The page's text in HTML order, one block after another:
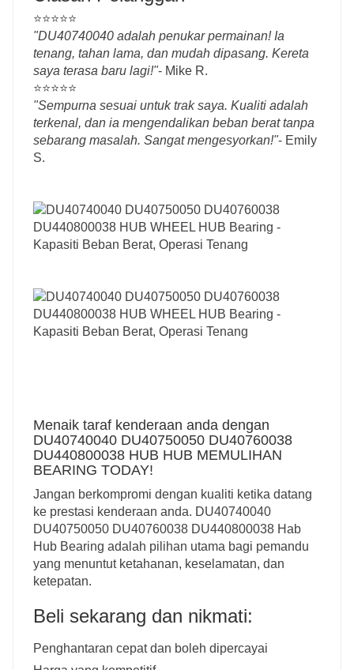
⭐⭐⭐⭐⭐
"DU40740040 adalah penukar permainan! Ia
tenang, tahan lama, dan mudah dipasang. Kereta
saya terasa baru lagi!"- Mike R.
⭐⭐⭐⭐⭐
"Sempurna sesuai untuk trak saya. Kualiti adalah
terkenal, dan ia mengendalikan beban berat tanpa
sebarang masalah. Sangat mengesyorkan!"- Emily
S.
Menaik taraf kenderaan anda dengan
DU40740040 DU40750050 DU40760038
DU440800038 HUB HUB MEMULIHAN
BEARING TODAY!
Jangan berkompromi dengan kualiti ketika datang
ke prestasi kenderaan anda. DU40740040
DU40750050 DU40760038 DU440800038 Hab
Hub Bearing adalah pilihan utama bagi pemandu
yang menuntut ketahanan, keselamatan, dan
ketepatan.
Beli sekarang dan nikmati:
Penghantaran cepat dan boleh dipercayai